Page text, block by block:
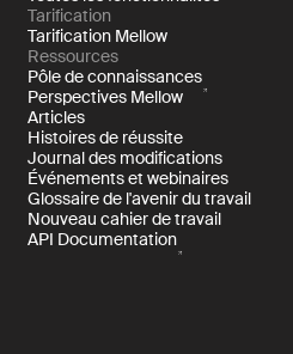
Tarification
Tarification Mellow
Ressources
Pôle de connaissances
Perspectives Mellow
Articles
Histoires de réussite
Journal des modifications
Événements et webinaires
Glossaire de l'avenir du travail
Nouveau cahier de travail
API Documentation